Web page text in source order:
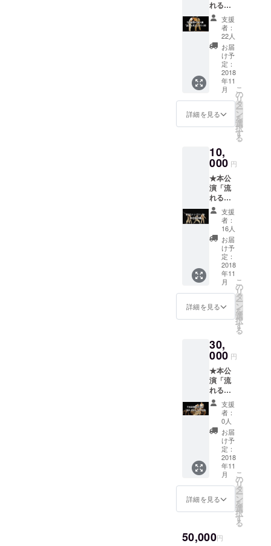
です。
サイ
ズ：ユ
ニセッ
クス
XS/S/M/
L/LL サ
イズを
お選び
くださ
い
れる雲
よ」
DVD1枚
★ 舞台
を見に
来られ
なかっ
た方
や、も
う一度
見たい
という
方へ、
まった
DVDを
ご自宅
で、ぜ
ひ大切
な方と
一緒に
ご覧頂
きたい1
枚で
す。
支援
者：
22人
お届
け予
定：
2018
年11
月
詳細を見る
こ
の
リ
タ
ー
ン
を
選
択
す
る
10,
000 円
★本公
演「流
れる雲
よ」
DVDの
エンド
ロール
にお名
前記載
(DVD1
枚付)★
支援の
御礼と
して、
エンド
前を記
載させ
て頂き
ます！
(ニック
ネーム
でもOK
です) 更
にDVD
も付い
てきま
すの
で、大
切なご
家族ご
友人と
一緒に
い！
支援
者：
16人
お届
け予
定：
2018
年11
月
詳細を見る
こ
の
リ
タ
ー
ン
を
選
択
す
る
30,
000 円
★本公
演「流
れる雲
よ」
DVD6枚
★ まだ
舞台を
ご覧に
なって
ない
方、ま
た舞台
を見て
感動し
て頂け
切なご
支援
者：
0人
お届
け予
定：
2018
年11
月
詳細を見る
こ
の
リ
タ
ー
ン
を
選
択
す
る
50,000円